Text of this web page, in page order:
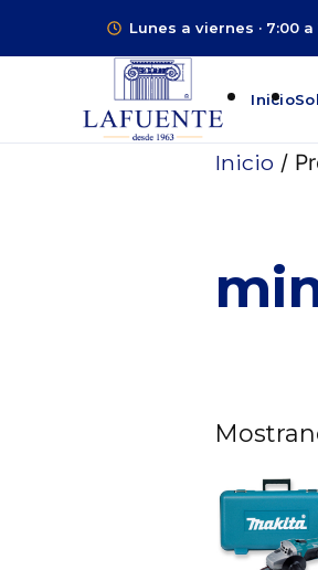
Lunes a viernes · 7:00 a
Inicio
Inicio /